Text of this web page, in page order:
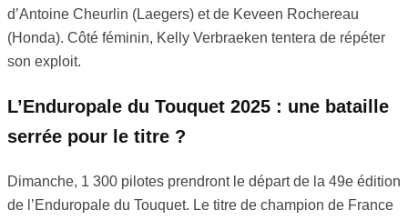
d’Antoine Cheurlin (Laegers) et de Keveen Rochereau
(Honda). Côté féminin, Kelly Verbraeken tentera de répéter
son exploit.
L’Enduropale du Touquet 2025 : une bataille
serrée pour le titre ?
Dimanche, 1 300 pilotes prendront le départ de la 49e édition
de l’Enduropale du Touquet. Le titre de champion de France